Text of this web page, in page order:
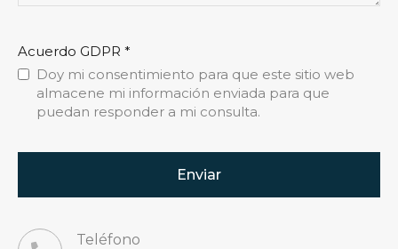
Acuerdo GDPR *
Doy mi consentimiento para que este sitio web
almacene mi información enviada para que
puedan responder a mi consulta.
Teléfono